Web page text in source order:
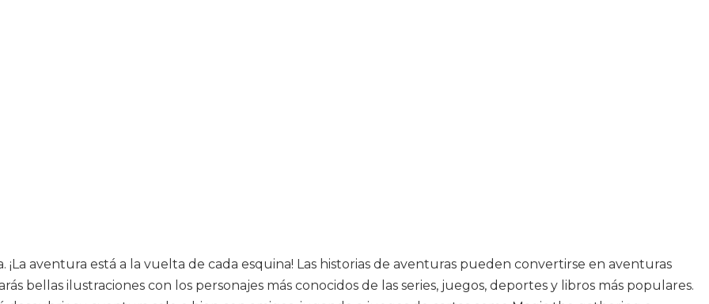
aventura está a la vuelta de cada esquina! Las historias de aventuras pueden convertirse en aventuras
bellas ilustraciones con los personajes más conocidos de las series, juegos, deportes y libros más populares.